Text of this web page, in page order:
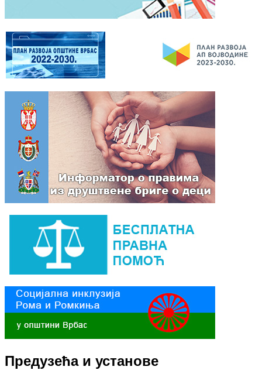
Предузећа и установе